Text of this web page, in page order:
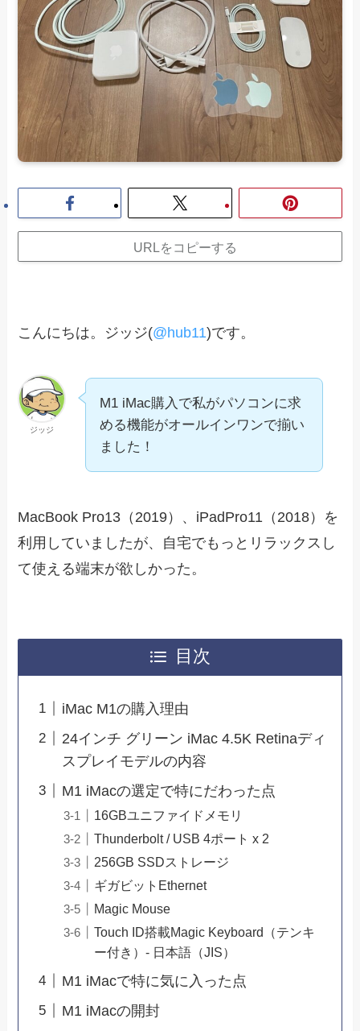
URLをコピーする
こんにちは。ジッジ(@hub11)です。
ジッジ
M1 iMac購入で私がパソコンに求
める機能がオールインワンで揃い
ました！
MacBook Pro13（2019）、iPadPro11（2018）を
利用していましたが、自宅でもっとリラックスし
て使える端末が欲しかった。
目次
iMac M1の購入理由
24インチ グリーン iMac 4.5K Retinaディ
スプレイモデルの内容
M1 iMacの選定で特にだわった点
16GBユニファイドメモリ
Thunderbolt / USB 4ポート x 2
256GB SSDストレージ
ギガビットEthernet
Magic Mouse
Touch ID搭載Magic Keyboard（テンキ
ー付き）- 日本語（JIS）
M1 iMacで特に気に入った点
M1 iMacの開封